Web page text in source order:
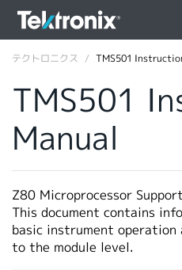
ENGLISH
DEUTSCH
VIỆT NAM
テクトロニクス TMS501
TMS501
Manual
Z80 Microprocessor
This document contains
basic instrument
to the module level.